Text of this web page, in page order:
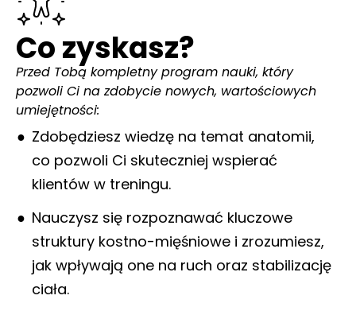
Co zyskasz?
Przed Tobą kompletny program nauki, który
pozwoli Ci na zdobycie nowych, wartościowych
umiejętności:
Zdobędziesz wiedzę na temat anatomii,
co pozwoli Ci skuteczniej wspierać
klientów w treningu.
Nauczysz się rozpoznawać kluczowe
struktury kostno-mięśniowe i zrozumiesz,
jak wpływają one na ruch oraz stabilizację
ciała.